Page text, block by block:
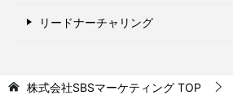
リードナーチャリング
株式会社SBSマーケティング TOP